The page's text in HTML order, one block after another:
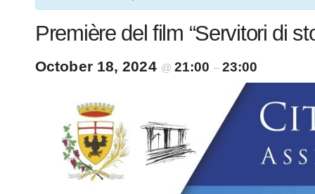
Première del film “Servitori di
October 18, 2024 @ 21:00 – 23:00